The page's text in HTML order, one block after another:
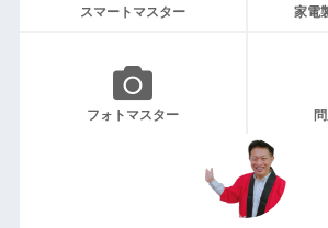
スマートマスター 家電
フォトマスター